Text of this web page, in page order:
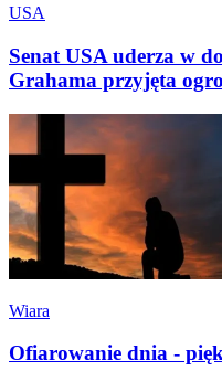
USA
Senat USA uderza w
Grahama przyjęta
Wiara
Ofiarowanie dnia -